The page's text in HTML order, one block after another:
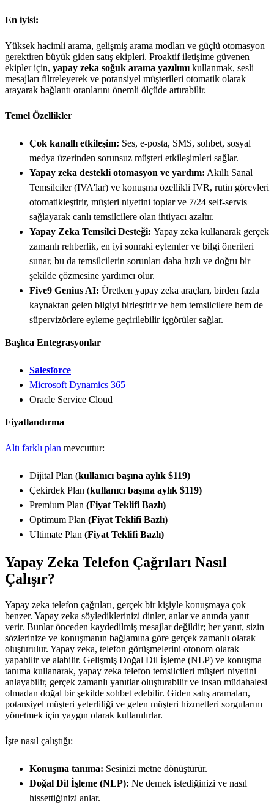
En iyisi:
Yüksek hacimli arama, gelişmiş arama modları ve güçlü otomasyon
gerektiren büyük giden satış ekipleri. Proaktif iletişime güvenen
ekipler için, yapay zeka soğuk arama yazılımı kullanmak, sesli
mesajları filtreleyerek ve potansiyel müşterileri otomatik olarak
arayarak bağlantı oranlarını önemli ölçüde artırabilir.
Temel Özellikler
Çok kanallı etkileşim: Ses, e-posta, SMS, sohbet, sosyal
medya üzerinden sorunsuz müşteri etkileşimleri sağlar.
Yapay zeka destekli otomasyon ve yardım: Akıllı Sanal
Temsilciler (IVA'lar) ve konuşma özellikli IVR, rutin görevleri
otomatikleştirir, müşteri niyetini toplar ve 7/24 self-servis
sağlayarak canlı temsilcilere olan ihtiyacı azaltır.
Yapay Zeka Temsilci Desteği: Yapay zeka kullanarak gerçek
zamanlı rehberlik, en iyi sonraki eylemler ve bilgi önerileri
sunar, bu da temsilcilerin sorunları daha hızlı ve doğru bir
şekilde çözmesine yardımcı olur.
Five9 Genius AI: Üretken yapay zeka araçları, birden fazla
kaynaktan gelen bilgiyi birleştirir ve hem temsilcilere hem de
süpervizörlere eyleme geçirilebilir içgörüler sağlar.
Başlıca Entegrasyonlar
Salesforce
Microsoft Dynamics 365
Oracle Service Cloud
Fiyatlandırma
Altı farklı plan mevcuttur:
Dijital Plan (kullanıcı başına aylık $119)
Çekirdek Plan (kullanıcı başına aylık $119)
Premium Plan (Fiyat Teklifi Bazlı)
Optimum Plan (Fiyat Teklifi Bazlı)
Ultimate Plan (Fiyat Teklifi Bazlı)
Yapay Zeka Telefon Çağrıları Nasıl
Çalışır?
Yapay zeka telefon çağrıları, gerçek bir kişiyle konuşmaya çok
benzer. Yapay zeka söylediklerinizi dinler, anlar ve anında yanıt
verir. Bunlar önceden kaydedilmiş mesajlar değildir; her yanıt, sizin
sözlerinize ve konuşmanın bağlamına göre gerçek zamanlı olarak
oluşturulur. Yapay zeka, telefon görüşmelerini otonom olarak
yapabilir ve alabilir. Gelişmiş Doğal Dil İşleme (NLP) ve konuşma
tanıma kullanarak, yapay zeka telefon temsilcileri müşteri niyetini
anlayabilir, gerçek zamanlı yanıtlar oluşturabilir ve insan müdahalesi
olmadan doğal bir şekilde sohbet edebilir. Giden satış aramaları,
potansiyel müşteri yeterliliği ve gelen müşteri hizmetleri sorgularını
yönetmek için yaygın olarak kullanılırlar.
İşte nasıl çalıştığı:
Konuşma tanıma: Sesinizi metne dönüştürür.
Doğal Dil İşleme (NLP): Ne demek istediğinizi ve nasıl
hissettiğinizi anlar.